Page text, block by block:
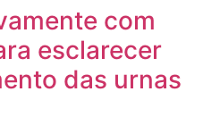
com
esclarecer
das urnas